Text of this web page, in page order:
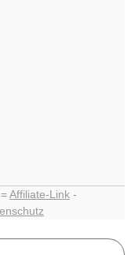
=Affiliate-Link -